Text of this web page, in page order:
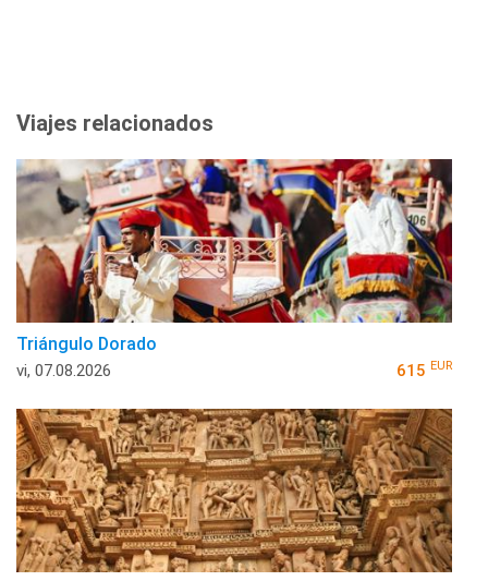
Viajes relacionados
Triángulo Dorado
vi, 07.08.2026 615 EUR